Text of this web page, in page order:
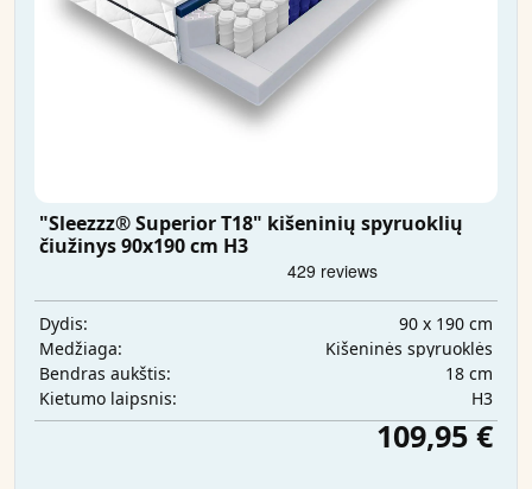
"Sleezzz® Superior T18" kišeninių spyruoklių
čiužinys 90x190 cm H3
Dydis:
90 x 190 cm
Medžiaga:
Kišeninės spyruoklės
Bendras aukštis:
18 cm
Kietumo laipsnis:
H3
109,95 €